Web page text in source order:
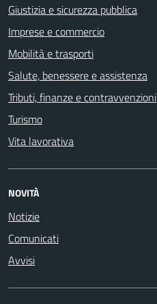
Giustizia e sicurezza pubblica
Imprese e commercio
Mobilità e trasporti
Salute, benessere e assistenza
Tributi, finanze e contravvenzioni
Turismo
Vita lavorativa
NOVITÀ
Notizie
Comunicati
Avvisi